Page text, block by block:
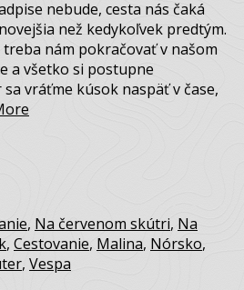
nebude, cesta nás čaká
než kedykoľvek predtým.
nám pokračovať v našom
a všetko si postupne
vráťme kúsok naspäť v čase,
, Na červenom skútri, Na
, Cestovanie, Malina, Nórsko,
, Vespa